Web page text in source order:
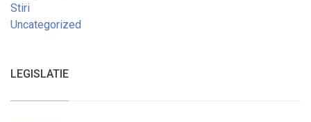
Stiri
Uncategorized
LEGISLATIE